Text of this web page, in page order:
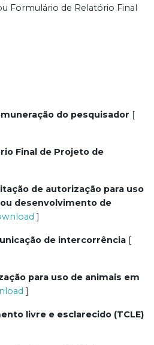
Formulário de Relatório Final
do pesquisador [
Final de Projeto de
de autorização para uso
desenvolvimento de
]
de intercorrência [
para uso de animais em
]
livre e esclarecido (TCLE)